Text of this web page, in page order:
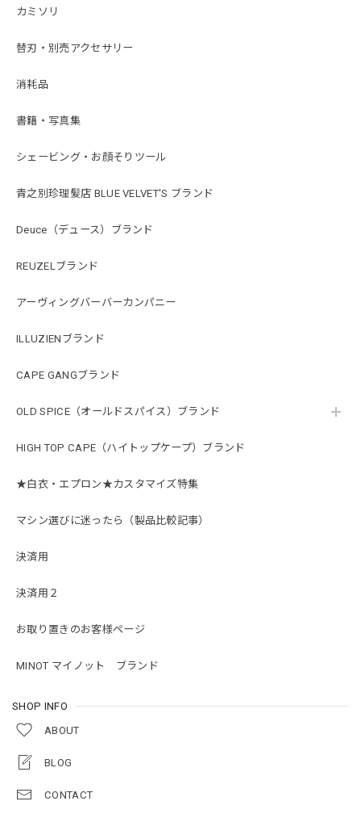
カミソリ
替刃・別売アクセサリー
消耗品
書籍・写真集
シェービング・お顔そりツール
青之別珍理髪店 BLUE VELVET'S ブランド
Deuce（デュース）ブランド
REUZELブランド
アーヴィングバーバーカンパニー
ILLUZIENブランド
CAPE GANGブランド
OLD SPICE（オールドスパイス）ブランド
HIGH TOP CAPE（ハイトップケープ）ブランド
★白衣・エプロン★カスタマイズ特集
マシン選びに迷ったら（製品比較記事）
決済用
決済用２
お取り置きのお客様ページ
MINOT マイノット ブランド
SHOP INFO
ABOUT
BLOG
CONTACT